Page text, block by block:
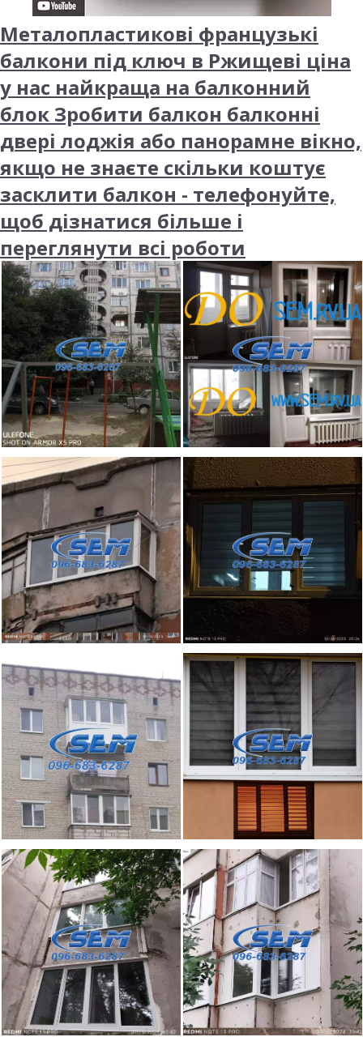
Металопластикові французькі
балкони під ключ в Ржищеві ціна
у нас найкраща на балконний
блок Зробити балкон балконні
двері лоджія або панорамне вікно,
якщо не знаєте скільки коштує
засклити балкон - телефонуйте,
щоб дізнатися більше і
переглянути всі роботи